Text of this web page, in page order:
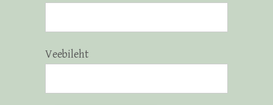
Veebileht